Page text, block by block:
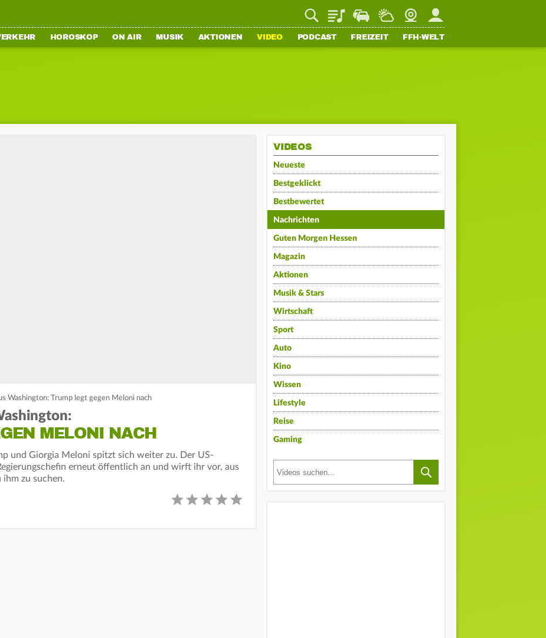
PlaylistStaupilotWetterWebcamMein FFH
HOROSKOP ON AIR MUSIK AKTIONEN VIDEO PODCAST FREIZEIT FFH-WELT
Washington: Trump legt gegen Meloni nach
MELONI NACH
und Giorgia Meloni spitzt sich weiter zu. Der US-
erneut öffentlich an und wirft ihr vor, aus
zu suchen.
VIDEOS
Neueste
Bestgeklickt
Bestbewertet
Nachrichten
Guten Morgen Hessen
Magazin
Aktionen
Musik & Stars
Wirtschaft
Sport
Auto
Kino
Wissen
Lifestyle
Reise
Gaming